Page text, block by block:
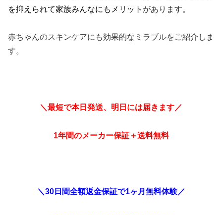
を抑えられて家族みんなにもメリット があります。
赤ちゃんのスキンケアにも効果的なミラブルをご紹介しま
す。
＼最短で本日発送、明日には届きます／
1年間のメーカー保証＋送料無料
＼30日間全額返金保証で1ヶ月無料体験／